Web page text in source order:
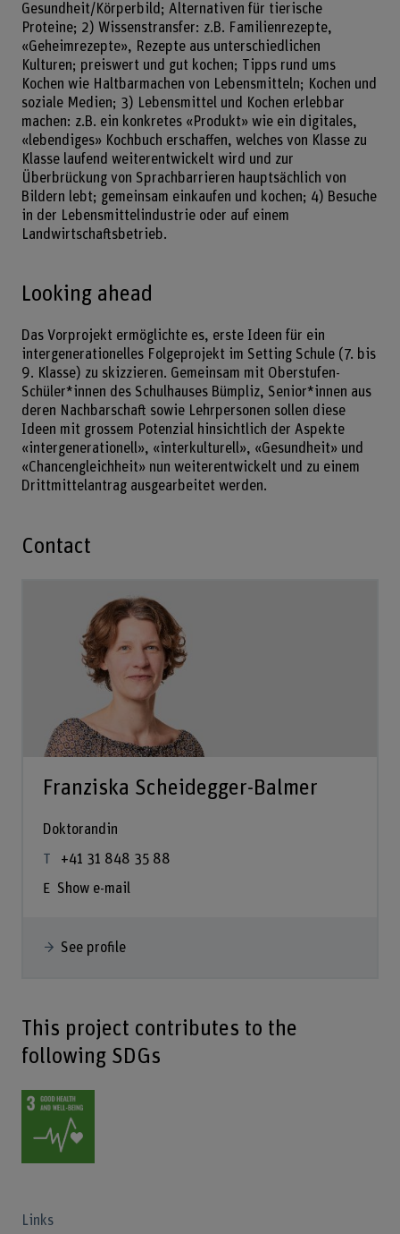
Gesundheit/Körperbild; Alternativen für tierische
Proteine; 2) Wissenstransfer: z.B. Familienrezepte,
«Geheimrezepte», Rezepte aus unterschiedlichen
Kulturen; preiswert und gut kochen; Tipps rund ums
Kochen wie Haltbarmachen von Lebensmitteln; Kochen und
soziale Medien; 3) Lebensmittel und Kochen erlebbar
machen: z.B. ein konkretes «Produkt» wie ein digitales,
«lebendiges» Kochbuch erschaffen, welches von Klasse zu
Klasse laufend weiterentwickelt wird und zur
Überbrückung von Sprachbarrieren hauptsächlich von
Bildern lebt; gemeinsam einkaufen und kochen; 4) Besuche
in der Lebensmittelindustrie oder auf einem
Landwirtschaftsbetrieb.
Looking ahead
Das Vorprojekt ermöglichte es, erste Ideen für ein
intergenerationelles Folgeprojekt im Setting Schule (7. bis
9. Klasse) zu skizzieren. Gemeinsam mit Oberstufen-
Schüler*innen des Schulhauses Bümpliz, Senior*innen aus
deren Nachbarschaft sowie Lehrpersonen sollen diese
Ideen mit grossem Potenzial hinsichtlich der Aspekte
«intergenerationell», «interkulturell», «Gesundheit» und
«Chancengleichheit» nun weiterentwickelt und zu einem
Drittmittelantrag ausgearbeitet werden.
Contact
Franziska Scheidegger-Balmer
Doktorandin
+41 31 848 35 88
Show e-mail
See profile
This project contributes to the
following SDGs
Links